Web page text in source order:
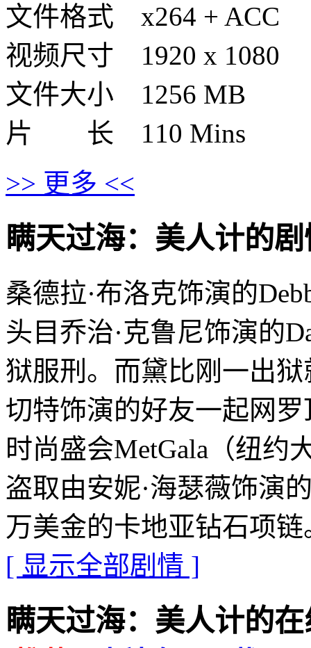
文件格式 x264 + ACC
视频尺寸 1920 x 1080
文件大小 1256 MB
片 长 110 Mins
>> 更多 <<
瞒天过海：美人计的剧
桑德拉·布洛克饰演的
头目乔治·克鲁尼饰演的
狱服刑。而黛比刚一出
切特饰演的好友一起网
时尚盛会MetGala（纽约
盗取由安妮·海瑟薇饰演
万美金的卡地亚钻石项链
[ 显示全部剧情 ]
瞒天过海：美人计的在